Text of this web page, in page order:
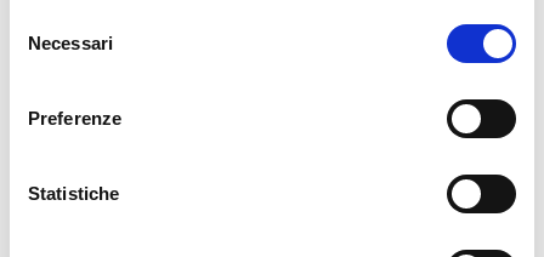
delNecessari
Preferenze
Statistiche
Ingresso
🚗 Come arrivare
In auto
: da Morbegno, seguire le indicazioni per